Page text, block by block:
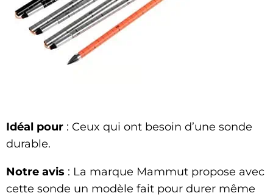
Idéal pour : Ceux qui ont besoin d’une sonde
durable.
Notre avis : La marque Mammut propose avec
cette sonde un modèle fait pour durer même